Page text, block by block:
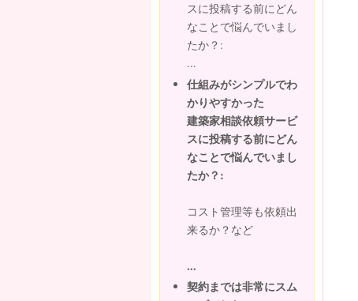
スに投稿する前にどん
なことで悩んでいまし
たか？:
...
仕組みがシンプルでわ
かりやすかった
建築家相談依頼サービ
スに投稿する前にどん
なことで悩んでいまし
たか？:
コスト管理等も依頼出
来るか？など
...
契約までは非常にスム